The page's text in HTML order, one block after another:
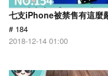
七支iPhone被禁售有這麼
# 184
2018-12-14 01:00